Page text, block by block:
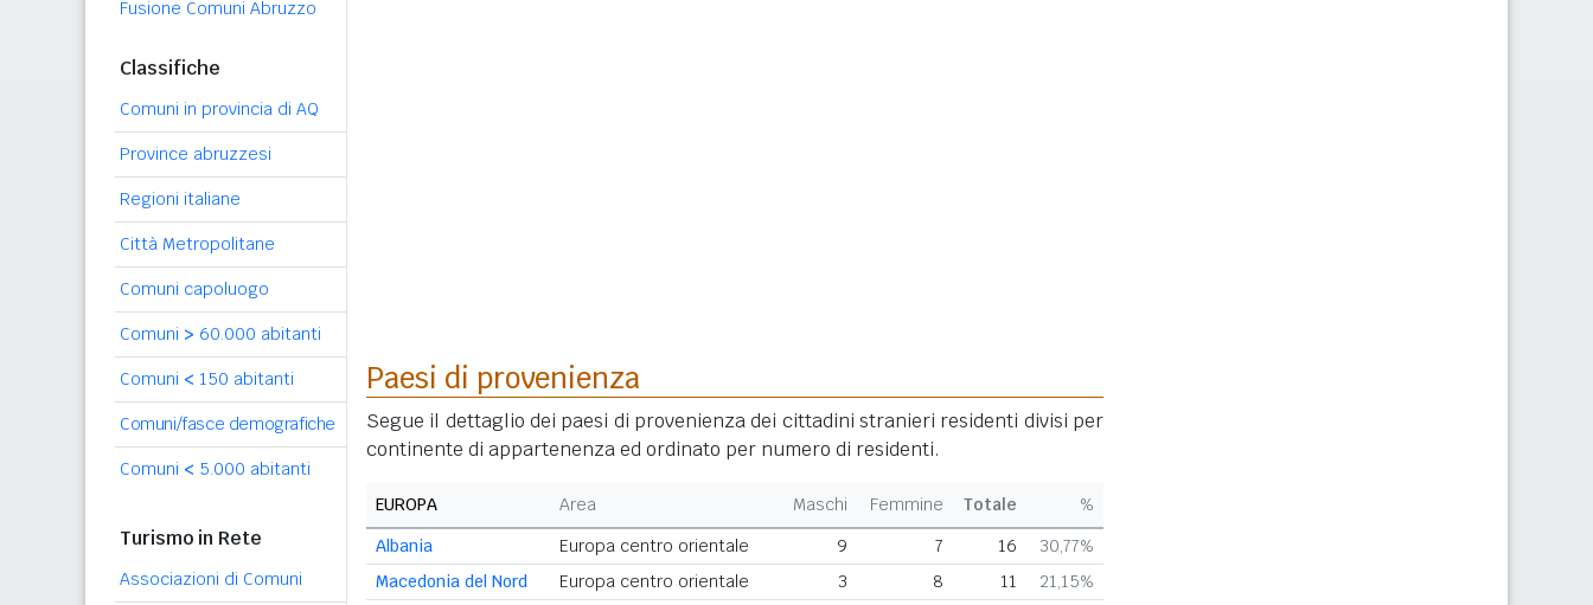
Fusione Comuni Abruzzo
Classifiche
Comuni in provincia di AQ
Province abruzzesi
Regioni italiane
Città Metropolitane
Comuni capoluogo
Comuni > 60.000 abitanti
Comuni < 150 abitanti
Comuni/fasce demografiche
Comuni < 5.000 abitanti
Turismo in Rete
Associazioni di Comuni
Paesi di provenienza
Segue il dettaglio dei paesi di provenienza dei cittadini stranieri residenti divisi per
continente di appartenenza ed ordinato per numero di residenti.
EUROPA Area Maschi Femmine Totale
%
Albania
Europa centro orientale 9 7 16
30,77%
Macedonia del Nord
Europa centro orientale 3 8 11
21,15%